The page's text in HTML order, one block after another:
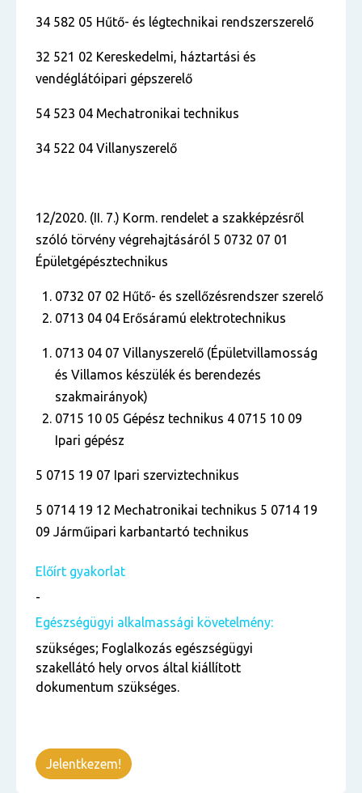
34 582 05 Hűtő- és légtechnikai rendszerszerelő
32 521 02 Kereskedelmi, háztartási és
vendéglátóipari gépszerelő
54 523 04 Mechatronikai technikus
34 522 04 Villanyszerelő
12/2020. (II. 7.) Korm. rendelet a szakképzésről
szóló törvény végrehajtásáról 5 0732 07 01
Épületgépésztechnikus
0732 07 02 Hűtő- és szellőzésrendszer szerelő
0713 04 04 Erősáramú elektrotechnikus
0713 04 07 Villanyszerelő (Épületvillamosság
és Villamos készülék és berendezés
szakmairányok)
0715 10 05 Gépész technikus 4 0715 10 09
Ipari gépész
5 0715 19 07 Ipari szerviztechnikus
5 0714 19 12 Mechatronikai technikus 5 0714 19
09 Járműipari karbantartó technikus
Előírt gyakorlat
-
Egészségügyi alkalmassági követelmény:
szükséges; Foglalkozás egészségügyi
szakellátó hely orvos által kiállított
dokumentum szükséges.
Jelentkezem!